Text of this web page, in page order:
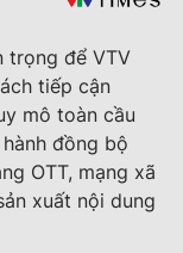
trọng để VTV
tiếp cận
mô toàn cầu
đồng bộ
OTT, mạng xã
xuất nội dung